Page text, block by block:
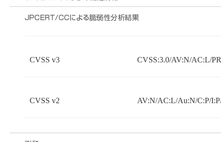
CVSS v3 CVSS:3.0/AV:N/AC:L/
CVSS v2 AV:N/AC:L/Au:N/C:P/